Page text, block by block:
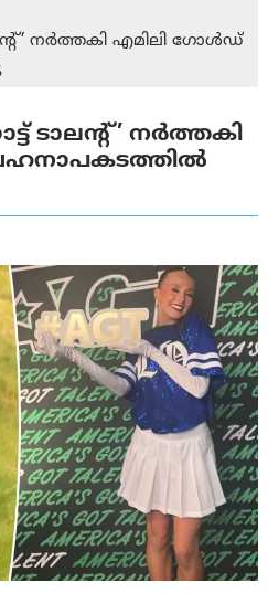
നർത്തകി എമിലി ഗോള്‍ഡ്
ടാലൻ്റ്’ നർത്തകി